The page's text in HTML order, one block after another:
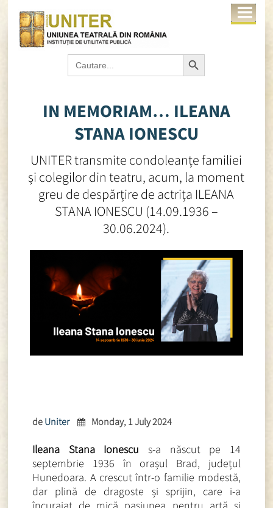
Search
for:
Search Button
IN MEMORIAM… ILEANA
STANA IONESCU
UNITER transmite condoleanțe familiei
și colegilor din teatru, acum, la moment
greu de despărțire de actrița ILEANA
STANA IONESCU (14.09.1936 –
30.06.2024).
de Uniter Monday, 1 July 2024
Ileana Stana Ionescu s-a născut pe 14
septembrie 1936 în orașul Brad, județul
Hunedoara. A crescut într-o familie modestă,
dar plină de dragoste și sprijin, care i-a
încurajat de mică pasiunea pentru artă și